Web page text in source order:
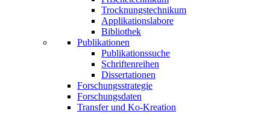
Trocknungstechnikum
Applikationslabore
Bibliothek
Publikationen
Publikationssuche
Schriftenreihen
Dissertationen
Forschungsstrategie
Forschungsdaten
Transfer und Ko-Kreation